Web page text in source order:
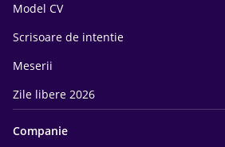
Model CV
Scrisoare de intentie
Meserii
Zile libere 2026
Companie